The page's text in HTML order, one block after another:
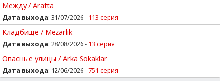
Между / Arafta
Дата выхода: 31/07/2026 - 113 серия
Кладбище / Mezarlik
Дата выхода: 28/08/2026 - 13 серия
Опасные улицы / Arka Sokaklar
Дата выхода: 12/06/2026 -751 серия